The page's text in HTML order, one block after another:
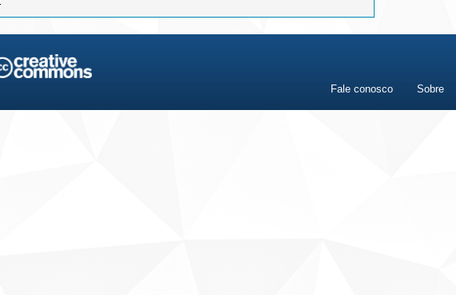
Fale conosco Sobre